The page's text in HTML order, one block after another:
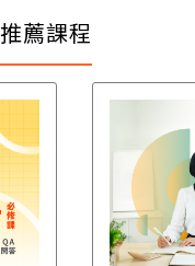
推薦課程